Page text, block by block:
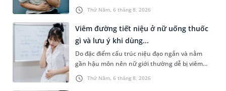
Thứ Năm, 6 tháng 8, 2026
khác. Dựa theo nguyên nhân cụ thể, bác sĩ sẽ
cân nhắc chỉ định p...
Thứ Năm, 6 tháng 8, 2026
Viêm đường tiết niệu ở nữ uống thuốc
gì và lưu ý khi dùng...
Do đặc điểm cấu trúc niệu đạo ngắn và nằm
gần hậu môn nên nữ giới thường dễ bị viêm
đường tiết niệu hơn nam giới. Tùy theo nguyên
nhân, mức độ nhiễm trùng và...